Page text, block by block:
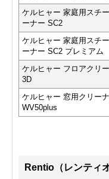
ケルヒャー 家庭用スチ
ーナー SC2
ケルヒャー 家庭用スチ
ーナー SC2 プレミアム
ケルヒャー フロアクリ
3D
ケルヒャー 窓用クリー
WV50plus
Rentio（レンティ